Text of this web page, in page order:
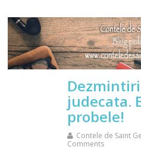
judecata.
probele!
Contele de Saint
Comments